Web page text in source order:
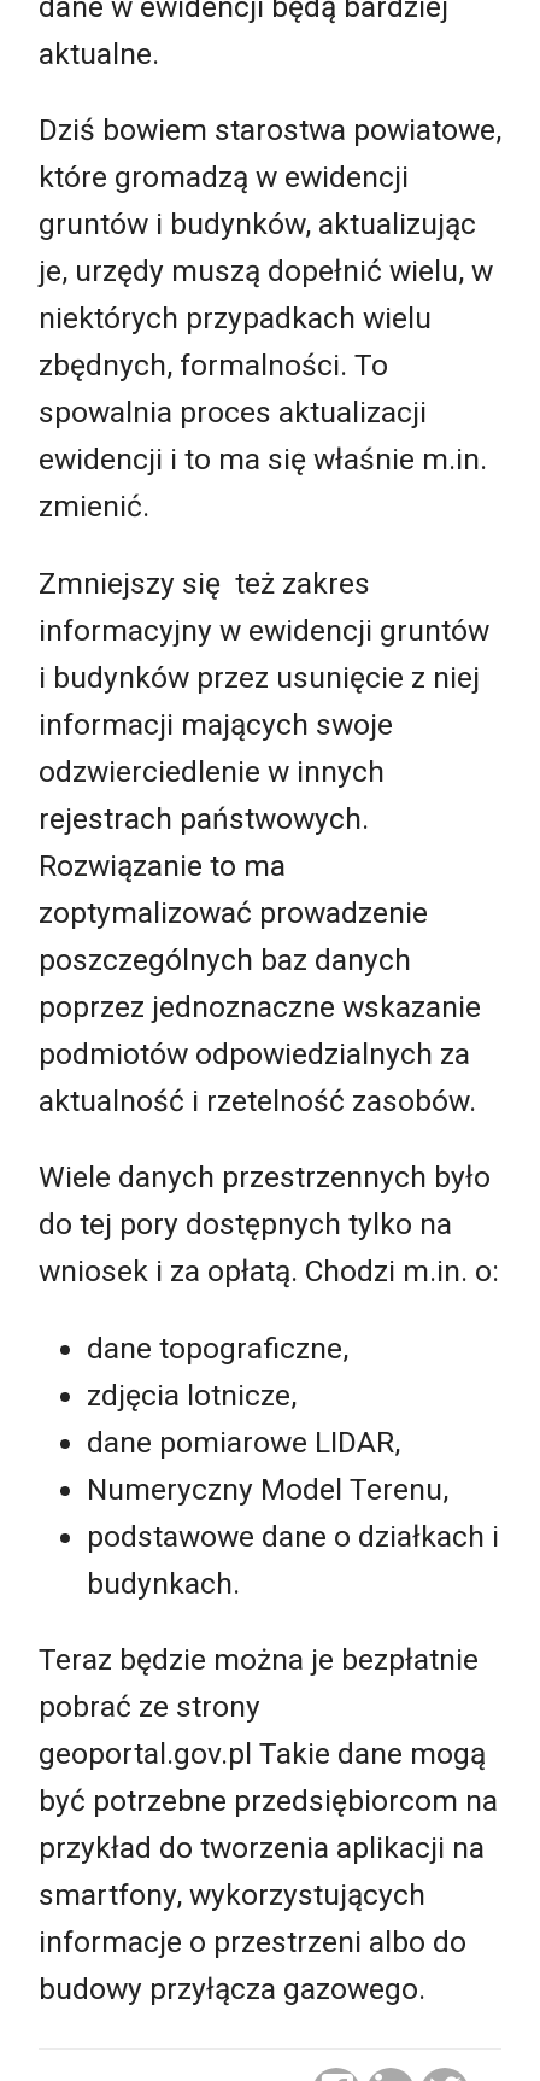
aktualne.
Dziś bowiem starostwa powiatowe,
które gromadzą w ewidencji
gruntów i budynków, aktualizując
je, urzędy muszą dopełnić wielu, w
niektórych przypadkach wielu
zbędnych, formalności. To
spowalnia proces aktualizacji
ewidencji i to ma się właśnie m.in.
zmienić.
Zmniejszy się też zakres
informacyjny w ewidencji gruntów
i budynków przez usunięcie z niej
informacji mających swoje
odzwierciedlenie w innych
rejestrach państwowych.
Rozwiązanie to ma
zoptymalizować prowadzenie
poszczególnych baz danych
poprzez jednoznaczne wskazanie
podmiotów odpowiedzialnych za
aktualność i rzetelność zasobów.
Wiele danych przestrzennych było
do tej pory dostępnych tylko na
wniosek i za opłatą. Chodzi m.in. o:
dane topograficzne,
zdjęcia lotnicze,
dane pomiarowe LIDAR,
Numeryczny Model Terenu,
podstawowe dane o działkach i
budynkach.
Teraz będzie można je bezpłatnie
pobrać ze strony
geoportal.gov.pl Takie dane mogą
być potrzebne przedsiębiorcom na
przykład do tworzenia aplikacji na
smartfony, wykorzystujących
informacje o przestrzeni albo do
budowy przyłącza gazowego.